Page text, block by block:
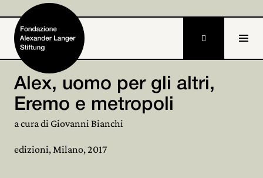
Home
Stiftung
Tätigkeiten und Projekte

Alex, uomo per gli altri,
Eremo e metropoli
a cura di Giovanni Bianchi
edizioni, Milano, 2017